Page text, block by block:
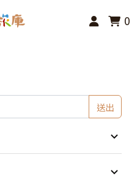
0
送出